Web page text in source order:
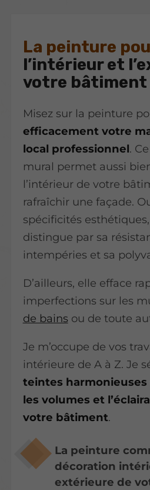
La peinture
l’intérieur et
votre bâtiment
Misez sur la peinture
efficacement votre
local professionnel.
mural permet aussi
l’intérieur de votre
rafraîchir une façade.
spécificités
distingue par sa
intempéries et sa
D’ailleurs, elle efface
imperfections sur les
de bainsou de toute
Je m’occupe de vos
intérieure de A à Z. Je
teintes
les volumes et
votre bâtiment.
La peinture
décoration
extérieure de